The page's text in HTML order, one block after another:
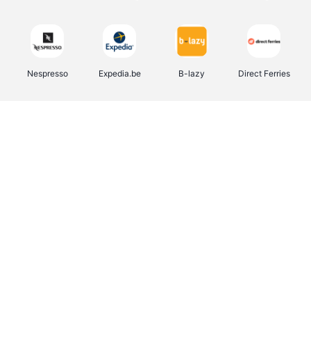
Nespresso Expedia.be B-lazy Direct Ferries